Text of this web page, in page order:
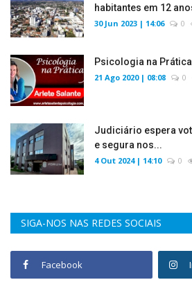
habitantes em 12
30 Jun 2023 | 14:06 0
Psicologia na Prática
21 Ago 2020 | 08:08 0
Judiciário espera
e segura nos...
4 Out 2024 | 14:10 0
SIGA-NOS NAS REDES SOCIAIS
Facebook